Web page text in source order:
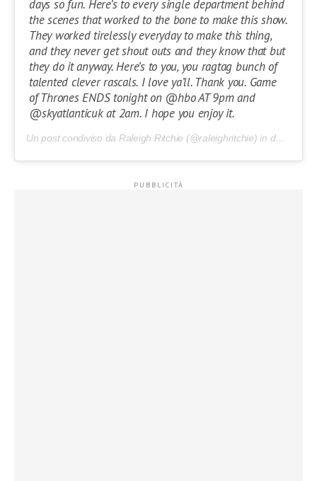
days so fun. Here’s to every single department behind
the scenes that worked to the bone to make this show.
They worked tirelessly everyday to make this thing,
and they never get shout outs and they know that but
they do it anyway. Here’s to you, you ragtag bunch of
talented clever rascals. I love ya’ll. Thank you. Game
of Thrones ENDS tonight on @hbo AT 9pm and
@skyatlanticuk at 2am. I hope you enjoy it.
Un post condiviso da Raleigh Ritchie (@raleighritchie) in data: